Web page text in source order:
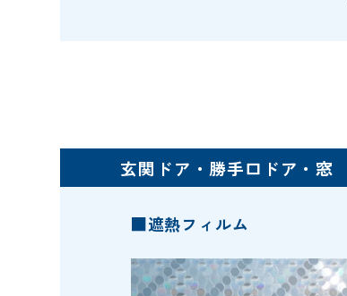
玄関ドア・勝手口ドア・窓
■遮熱フィルム